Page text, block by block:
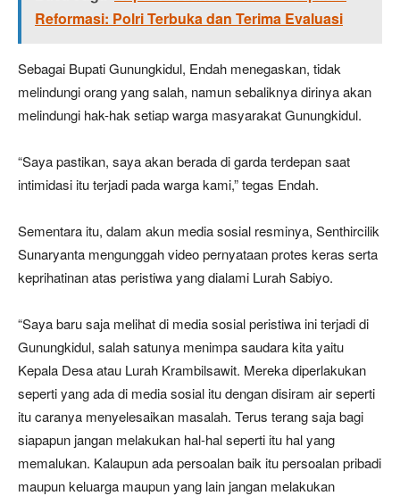
Reformasi: Polri Terbuka dan Terima Evaluasi
Sebagai Bupati Gunungkidul, Endah menegaskan, tidak
melindungi orang yang salah, namun sebaliknya dirinya akan
melindungi hak-hak setiap warga masyarakat Gunungkidul.
“Saya pastikan, saya akan berada di garda terdepan saat
intimidasi itu terjadi pada warga kami,” tegas Endah.
Sementara itu, dalam akun media sosial resminya, Senthircilik
Sunaryanta mengunggah video pernyataan protes keras serta
keprihatinan atas peristiwa yang dialami Lurah Sabiyo.
“Saya baru saja melihat di media sosial peristiwa ini terjadi di
Gunungkidul, salah satunya menimpa saudara kita yaitu
Kepala Desa atau Lurah Krambilsawit. Mereka diperlakukan
seperti yang ada di media sosial itu dengan disiram air seperti
itu caranya menyelesaikan masalah. Terus terang saja bagi
siapapun jangan melakukan hal-hal seperti itu hal yang
memalukan. Kalaupun ada persoalan baik itu persoalan pribadi
maupun keluarga maupun yang lain jangan melakukan